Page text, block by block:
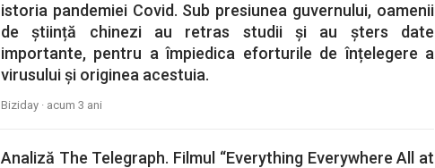
istoria pandemiei Covid. Sub presiunea guvernului, oamenii
de știință chinezi au retras studii și au șters date
importante, pentru a împiedica eforturile de înțelegere a
virusului și originea acestuia.
Biziday · acum 3 ani
Analiză The Telegraph. Filmul “Everything Everywhere All at